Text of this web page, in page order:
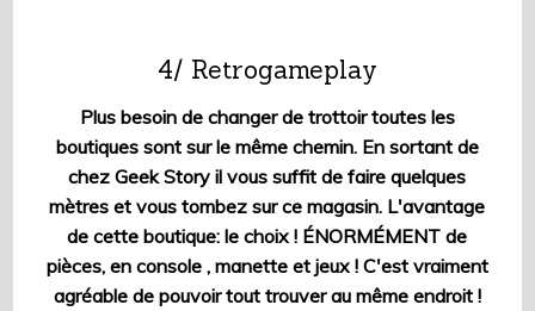
4/ Retrogameplay
Plus besoin de changer de trottoir toutes les
boutiques sont sur le même chemin. En sortant de
chez Geek Story il vous suffit de faire quelques
mètres et vous tombez sur ce magasin. L'avantage
de cette boutique: le choix ! ÉNORMÉMENT de
pièces, en console , manette et jeux ! C'est vraiment
agréable de pouvoir tout trouver au même endroit !